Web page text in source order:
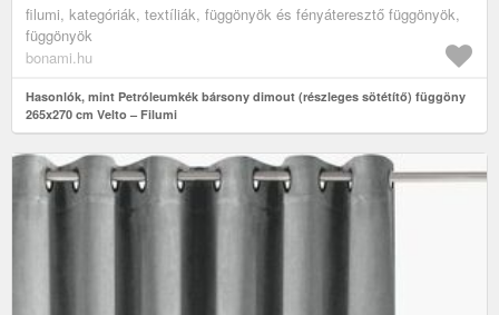
filumi, kategóriák, textíliák, függönyök és fényáteresztő függönyök,
függönyök
bonami.hu
Hasonlók, mint Petróleumkék bársony dimout (részleges sötétítő) függöny
265x270 cm Velto – Filumi